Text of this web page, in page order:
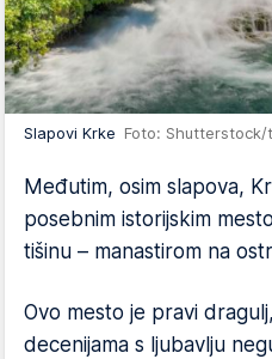
Slapovi Krke Foto:
Međutim, osim slapova,
posebnim istorijskim
tišinu – manastirom na
Ovo mesto je pravi
decenijama s ljubavlju